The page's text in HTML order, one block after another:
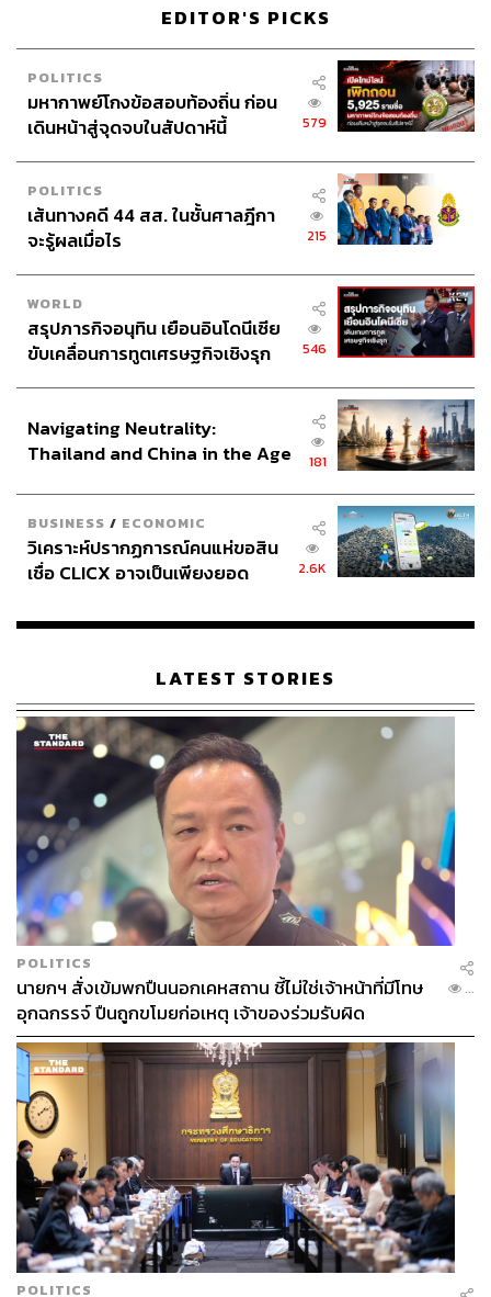
EDITOR'S PICKS
POLITICS
มหากาพย์โกงข้อสอบท้องถิ่น ก่อน
เดินหน้าสู่จุดจบในสัปดาห์นี้
579
POLITICS
เส้นทางคดี 44 สส. ในชั้นศาลฎีกา
จะรู้ผลเมื่อไร
215
WORLD
สรุปภารกิจอนุทิน เยือนอินโดนีเซีย
ขับเคลื่อนการทูตเศรษฐกิจเชิงรุก
546
Navigating Neutrality:
Thailand and China in the Age
181
BUSINESS / ECONOMIC
วิเคราะห์ปรากฏการณ์คนแห่ขอสิน
เชื่อ CLICX อาจเป็นเพียงยอด
เรือนไทยที่ถูกซุกไว้
2.6K
LATEST STORIES
POLITICS
นายกฯ สั่งเข้มพกปืนนอกเคหสถาน ชี้ไม่ใช่เจ้าหน้าที่มีโทษ
อุกฉกรรจ์ ปืนถูกขโมยก่อเหตุ เจ้าของร่วมรับผิด
...
POLITICS